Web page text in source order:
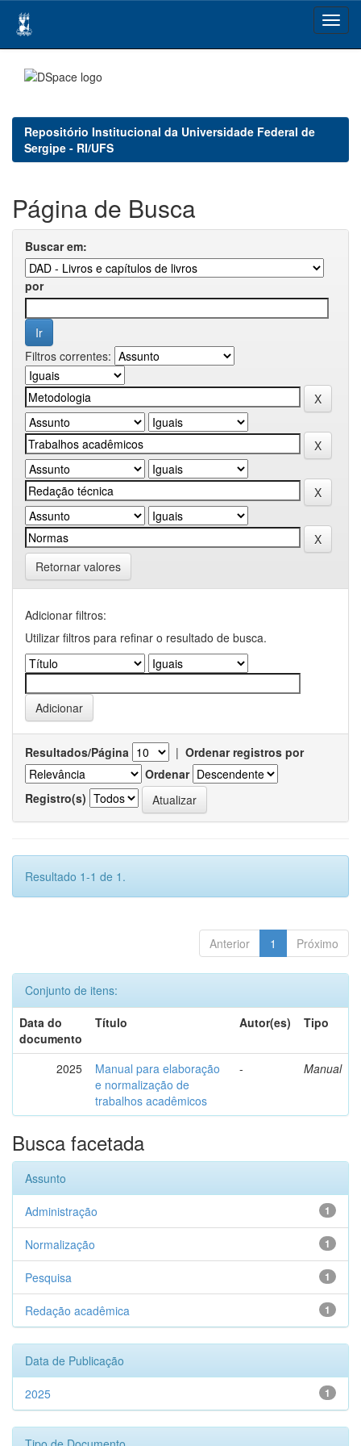
navigation
Repositório Institucional da Universidade Federal de
Sergipe - RI/UFS
Página de Busca
Buscar em:
por
Filtros correntes:
Retornar valores
Adicionar filtros:
Utilizar filtros para refinar o resultado de busca.
Resultados/Página | Ordenar registros por
Ordenar
Registro(s)
Resultado 1-1 de 1.
Anterior 1 Próximo
Conjunto de itens:
Data do
documento
Título Autor(es) Tipo
2025
Manual para elaboração
e normalização de
trabalhos acadêmicos
- Manual
Busca facetada
Assunto
1
Administração
1
Normalização
1
Pesquisa
1
Redação acadêmica
Data de Publicação
1
2025